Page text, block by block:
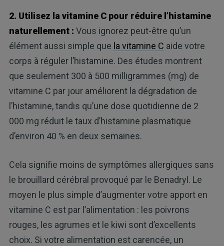
2. Utilisez la vitamine C pour réduire l’histamine
naturellement : Vous ignorez peut-être qu’un
élément aussi simple que la vitamine C aide votre
corps à réguler l’histamine. Des études montrent
que seulement 300 à 500 milligrammes (mg) de
vitamine C par jour améliorent la dégradation de
l’histamine, tandis qu’une dose quotidienne de 2
000 mg réduit le taux d’histamine plasmatique
d’environ 40 % en deux semaines.
Cela signifie moins de symptômes allergiques sans
le brouillard cérébral provoqué par le Benadryl. Le
moyen le plus simple d’augmenter votre apport en
vitamine C est par l’alimentation : les poivrons
rouges, les agrumes et le kiwi sont d’excellents
choix. Si votre alimentation est carencée, un